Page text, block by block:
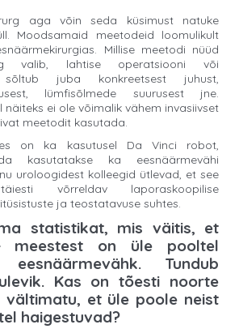
aga võin seda küsimust natuke
Moodsamaid meetodeid loomulikult
Millise meetodi nüüd
valib, lahtise operatsiooni või
sõltub juba konkreetsest juhust,
lümfisõlmede suurusest jne.
näiteks ei ole võimalik vähem invasiivset
meetodit kasutada.
on ka kasutusel Da Vinci robot,
kasutatakse ka eesnäärmevähi
uroloogidest kolleegid ütlevad, et see
võrreldav laporaskoopilise
ja teostatavuse suhtes.
statistikat, mis väitis, et
meestest on üle pooltel
eesnäärmevähk. Tundub
Kas on tõesti noorte
vältimatu, et üle poole neist
haigestuvad?